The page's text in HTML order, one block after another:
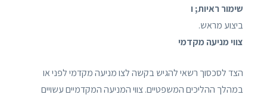
שימור ראיות; ו
ביצוע מראש.
צווי מניעה מקדמי
הצד לסכסוך רשאי להגיש בקשה לצו מניעה מקדמי לפני או
במהלך ההליכים המשפטיים. צווי המניעה המקדמיים עשויים